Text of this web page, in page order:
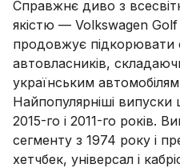
Справжнє диво з
якістю — Volkswagen
продовжує підкорювати
автовласників,
українським
Найпопулярніші випуски
2015-го і 2011-го років.
сегменту з 1974 року і
хетчбек, універсал і